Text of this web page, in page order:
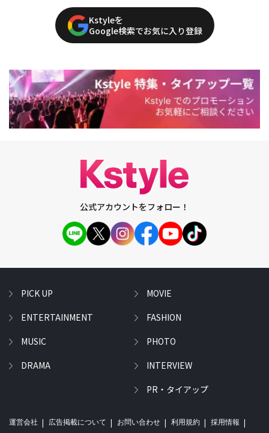
Kstyleを
Google検索でお気に入り登録
公式アカウントをフォロー！
PICK UP
ENTERTAINMENT
MUSIC
DRAMA
MOVIE
FASHION
PHOTO
INTERVIEW
PR・タイアップ
運営会社 広告掲載について お問い合わせ 利用規約 採用情報